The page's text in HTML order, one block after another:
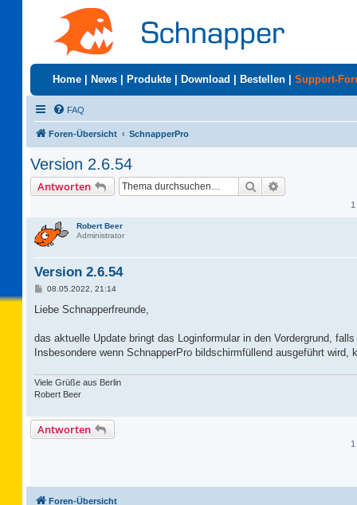
Home News Produkte Download Bestellen Support-
FAQ
Foren-Übersicht SchnapperPro
Version 2.6.54
Antworten Suche
Robert Beer
Administrator
Version 2.6.54
B
i
a
08.05.2022, 21:14
Liebe Schnapperfreunde,
das aktuelle Update bringt das Loginformular in den Vordergrund,
Insbesondere wenn SchnapperPro bildschirmfüllend ausgeführt
Viele Grüße aus Berlin
Robert Beer
Antworten
Foren-Übersicht